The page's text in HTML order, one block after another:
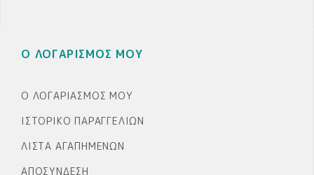
Ο ΛΟΓΑΡΙΣΜΟΣ ΜΟΥ
Ο ΛΟΓΑΡΙΑΣΜΌΣ ΜΟΥ
ΙΣΤΟΡΙΚΌ ΠΑΡΑΓΓΕΛΙΏΝ
ΛΊΣΤΑ ΑΓΑΠΗΜΈΝΩΝ
ΑΠΟΣΎΝΔΕΣΗ